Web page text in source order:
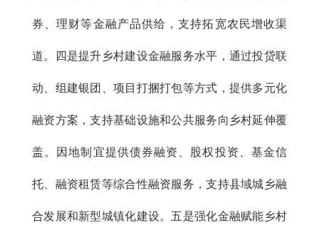
券、理财等金融产品供给，支持拓宽农民增收渠
道。四是提升乡村建设金融服务水平，通过投贷联
动、组建银团、项目打捆打包等方式，提供多元化
融资方案，支持基础设施和公共服务向乡村延伸覆
盖。因地制宜提供债券融资、股权投资、基金信
托、融资租赁等综合性融资服务，支持县域城乡融
合发展和新型城镇化建设。五是强化金融赋能乡村